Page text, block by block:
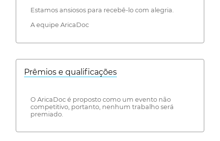
Estamos ansiosos para recebê-lo com alegria.
A equipe AricaDoc
Prêmios e qualificações
O AricaDoc é proposto como um evento não
competitivo, portanto, nenhum trabalho será
premiado.